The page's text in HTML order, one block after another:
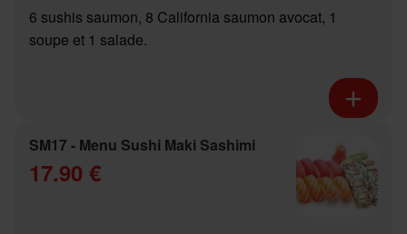
6 sushis saumon, 8 California saumon avocat, 1
soupe et 1 salade.
SM17 - Menu Sushi Maki Sashimi
17.90 €